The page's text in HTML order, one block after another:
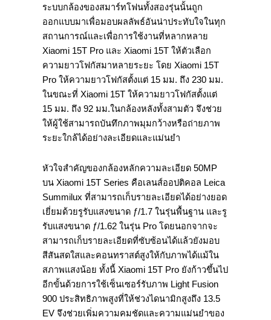
ระบบกล้องของสมาร์ทโฟนทั้งสองรุ่นนั้นถูก
ออกแบบมาเพื่อมอบผลลัพธ์อันน่าประทับใจในทุก
สถานการณ์และเพื่อการใช้งานที่หลากหลาย
Xiaomi 15T Pro และ Xiaomi 15T ให้ตัวเลือก
ความยาวโฟกัสมาหลายระยะ โดย Xiaomi 15T
Pro ให้ความยาวโฟกัสตั้งแต่ 15 มม. ถึง 230 มม.
ในขณะที่ Xiaomi 15T ให้ความยาวโฟกัสตั้งแต่
15 มม. ถึง 92 มม.ในกล้องหลังทั้งสามตัว จึงช่วย
ให้ผู้ใช้สามารถบันทึกภาพมุมกว้างหรือถ่ายภาพ
ระยะใกล้ได้อย่างละเอียดและแม่นยำ
หัวใจสำคัญของกล้องหลักความละเอียด 50MP
บน Xiaomi 15T Series คือเลนส์ออปติคอล Leica
Summilux ที่สามารถเก็บรายละเอียดได้อย่างยอด
เยี่ยมด้วยรูรับแสงขนาด ƒ/1.7 ในรุ่นพื้นฐาน และรู
รับแสงขนาด ƒ/1.62 ในรุ่น Pro โดยนอกจากจะ
สามารถเก็บรายละเอียดที่ซับซ้อนได้แล้วยังมอบ
สีสันสดใสและคอนทราสต์สูงให้กับภาพได้แม้ใน
สภาพแสงน้อย ทั้งนี้ Xiaomi 15T Pro ยังก้าวขึ้นไป
อีกขั้นด้วยการใช้เซ็นเซอร์รับภาพ Light Fusion
900 ประสิทธิภาพสูงที่ให้ช่วงไดนามิกสูงถึง 13.5
EV จึงช่วยเพิ่มความคมชัดและความแม่นยำของ